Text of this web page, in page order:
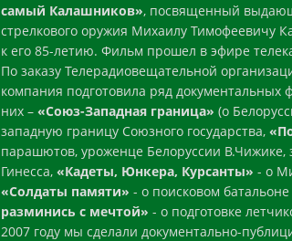
самый Калашников», посвященный
стрелкового оружия Михаилу Тимофеевичу
к его 85-летию. Фильм прошел в эфире
По заказу Телерадиовещательной
компания подготовила ряд
них – «Союз-Западная граница» (о
западную границу Союзного государства,
парашютов, уроженце Белоруссии В.Чижике,
Гинесса, «Кадеты, Юнкера, Курсанты» - о
«Солдаты памяти» - о поисковом
разминись с мечтой» - о подготовке
2007 году мы сделали документально-